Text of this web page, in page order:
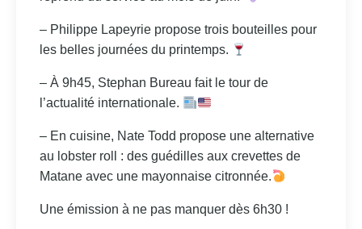
– Philippe Lapeyrie propose trois bouteilles pour
les belles journées du printemps.
– À 9h45, Stephan Bureau fait le tour de
l’actualité internationale.
– En cuisine, Nate Todd propose une alternative
au lobster roll : des guédilles aux crevettes de
Matane avec une mayonnaise citronnée.
Une émission à ne pas manquer dès 6h30 !